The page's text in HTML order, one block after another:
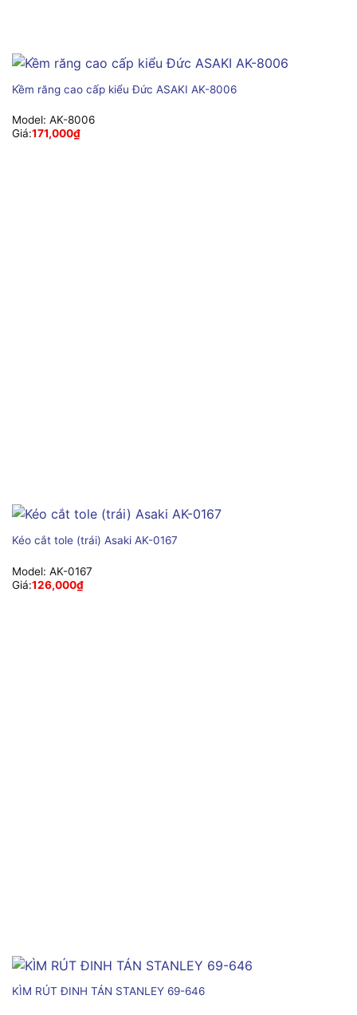
Kềm răng cao cấp kiểu Đức ASAKI AK-8006
Model: AK-8006
Giá:171,000₫
Kéo cắt tole (trái) Asaki AK-0167
Model: AK-0167
Giá:126,000₫
KÌM RÚT ĐINH TÁN STANLEY 69-646